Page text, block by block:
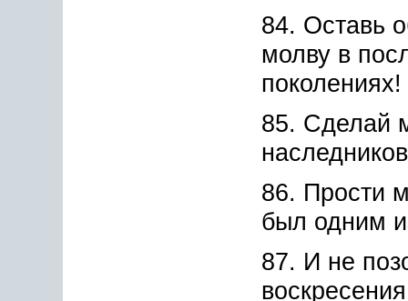
84. Оставь
молву в
поколениях!
85. Сделай
86. Прости
был одним
87. И не